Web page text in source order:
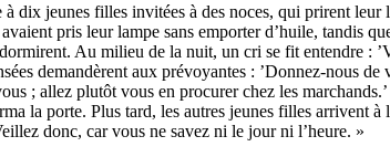
dix jeunes filles invitées à des noces, qui prirent leur
pris leur lampe sans emporter d’huile, tandis
Au milieu de la nuit, un cri se fit entendre :
demandèrent aux prévoyantes : ’Donnez-nous de
; allez plutôt vous en procurer chez les
la porte. Plus tard, les autres jeunes filles arrivent à
donc, car vous ne savez ni le jour ni l’heure. »